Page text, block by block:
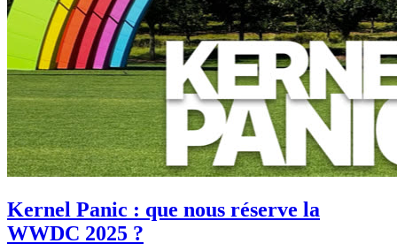
Kernel Panic : que nous réserve la
WWDC 2025 ?